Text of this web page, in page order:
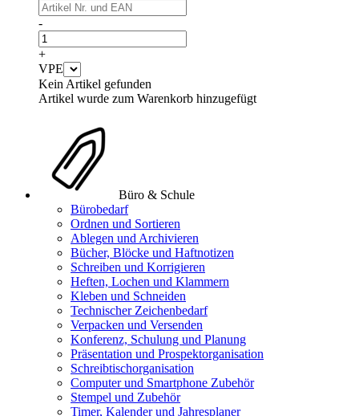
-
+
VPE
Kein Artikel gefunden
Artikel wurde zum Warenkorb hinzugefügt
Büro & Schule
Bürobedarf
Ordnen und Sortieren
Ablegen und Archivieren
Bücher, Blöcke und Haftnotizen
Schreiben und Korrigieren
Heften, Lochen und Klammern
Kleben und Schneiden
Technischer Zeichenbedarf
Verpacken und Versenden
Konferenz, Schulung und Planung
Präsentation und Prospektorganisation
Schreibtischorganisation
Computer und Smartphone Zubehör
Stempel und Zubehör
Timer, Kalender und Jahresplaner